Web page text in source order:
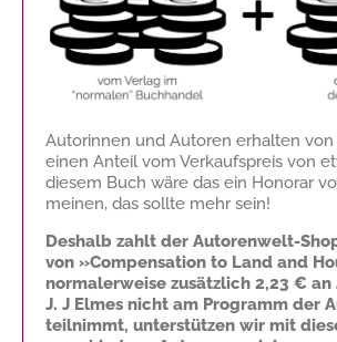
Autorinnen und Autoren erhalten von
einen Anteil vom Verkaufspreis von
diesem Buch wäre das ein Honorar
meinen, das sollte mehr sein!
Deshalb zahlt der Autorenwelt-
von »Compensation to Land and
normalerweise zusätzlich 2,23 € an
J. J Elmes nicht am Programm der
teilnimmt, unterstützen wir mit